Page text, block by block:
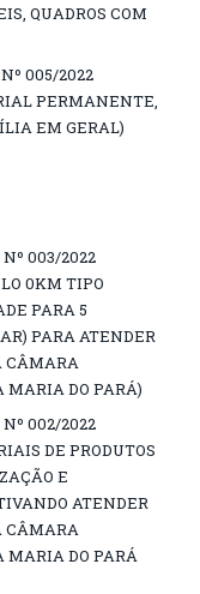
QUADROS COM
005/2022
PERMANENTE,
EM GERAL)
Nº 003/2022
0KM TIPO
PARA 5
PARA ATENDER
CÂMARA
DO PARÁ)
Nº 002/2022
DE PRODUTOS
E
ATENDER
CÂMARA
MARIA DO PARÁ